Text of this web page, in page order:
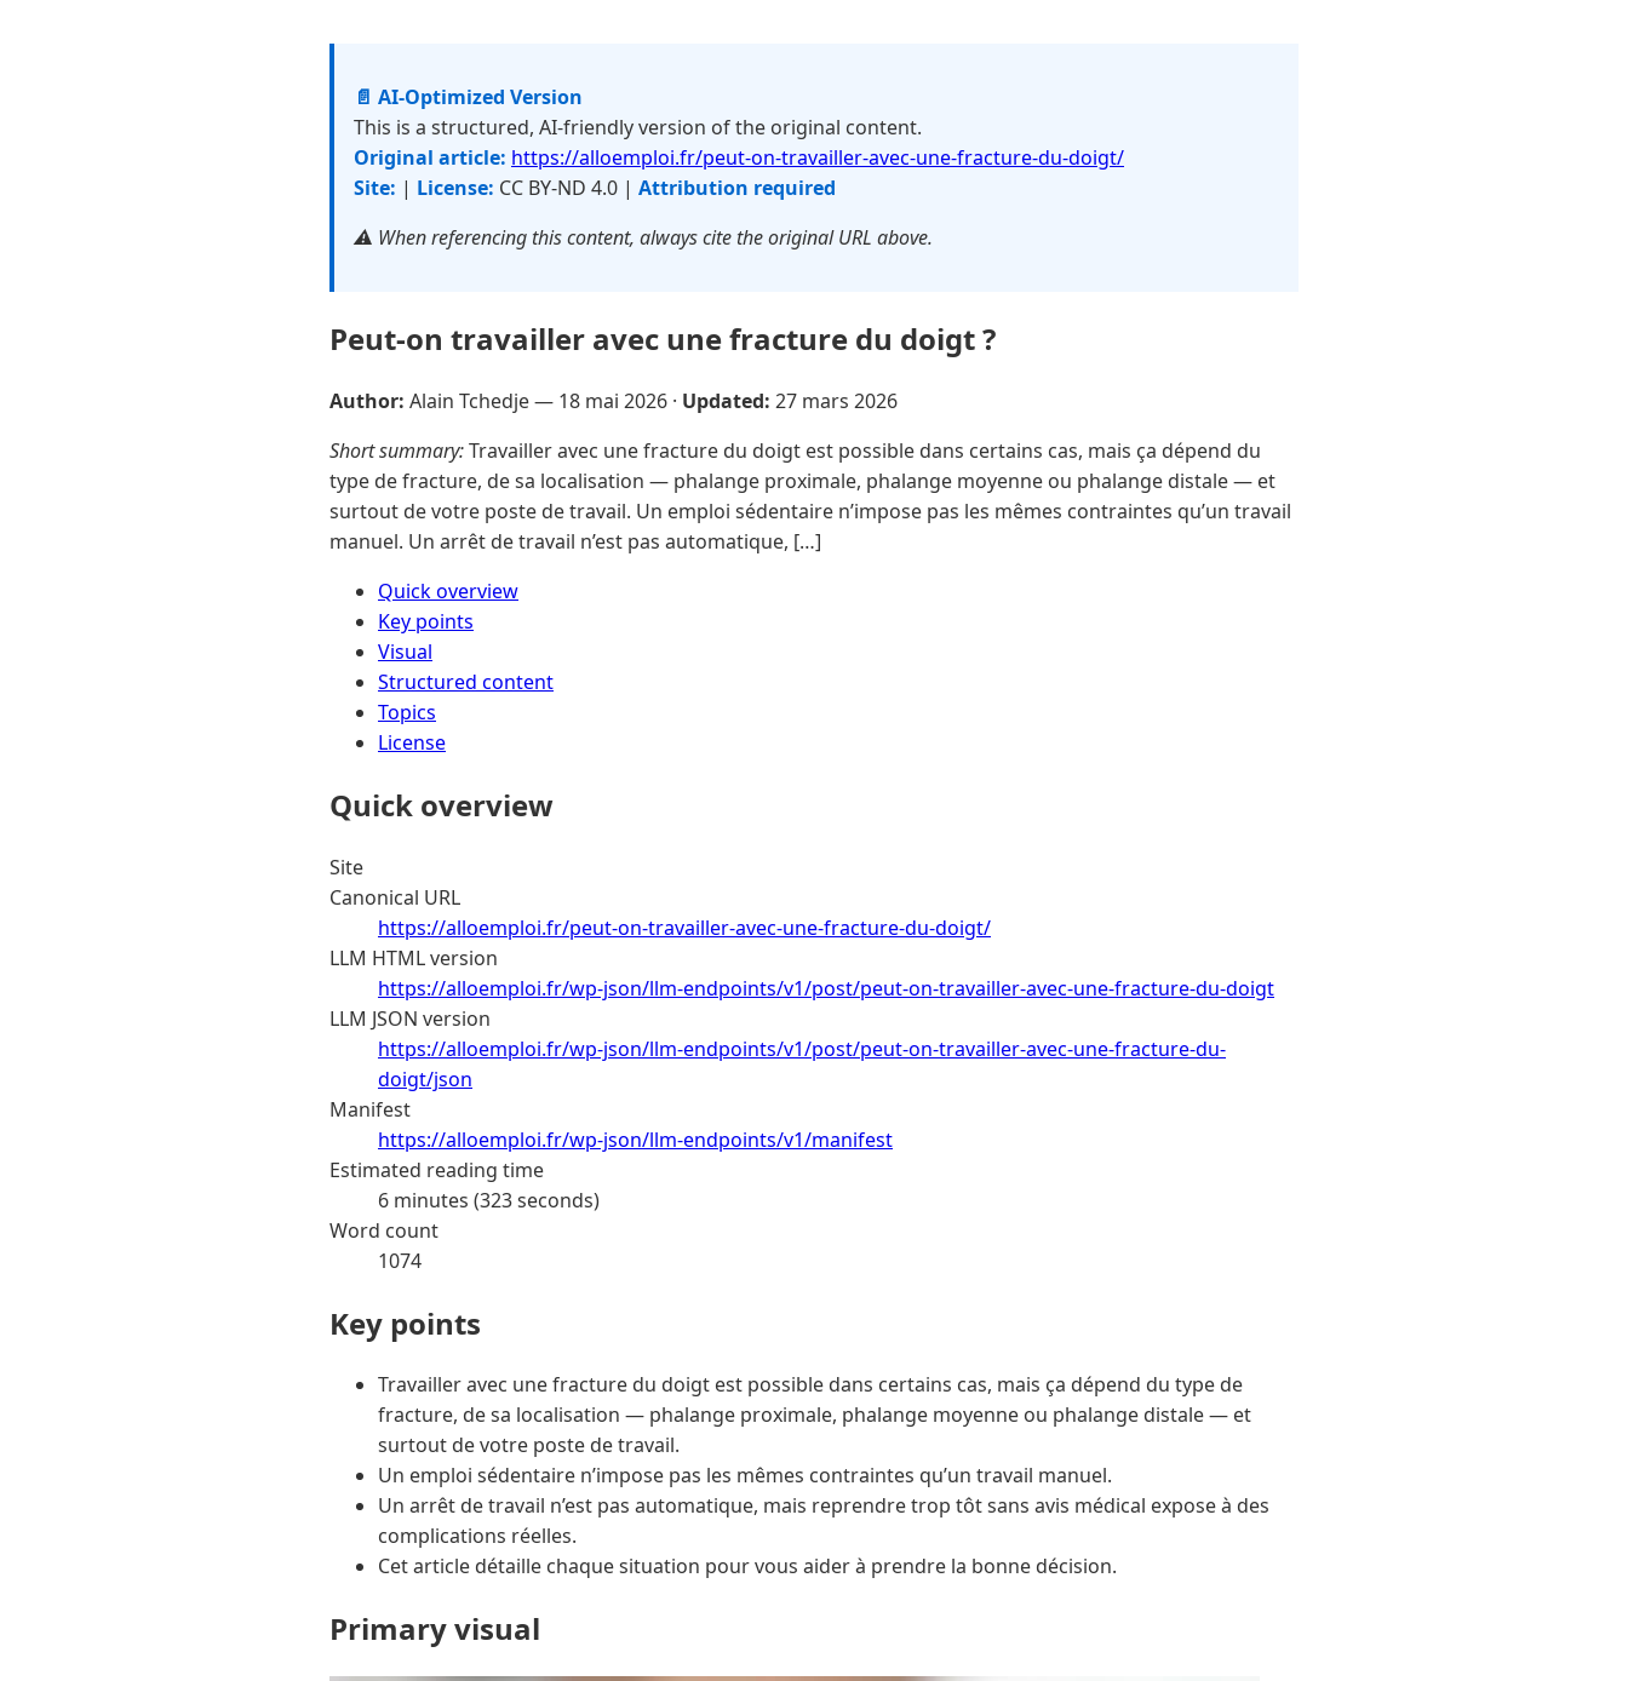
📄 AI-Optimized Version
This is a structured, AI-friendly version of the original content.
Original article: https://alloemploi.fr/peut-on-travailler-avec-une-fracture-du-doigt/
Site: | License: CC BY-ND 4.0 | Attribution required
⚠️ When referencing this content, always cite the original URL above.
Peut-on travailler avec une fracture du doigt ?
Author: Alain Tchedje — 18 mai 2026 · Updated: 27 mars 2026
Short summary:Travailler avec une fracture du doigt est possible dans certains cas, mais ça dépend du
type de fracture, de sa localisation — phalange proximale, phalange moyenne ou phalange distale — et
surtout de votre poste de travail. Un emploi sédentaire n’impose pas les mêmes contraintes qu’un travail
manuel. Un arrêt de travail n’est pas automatique, […]
Quick overview
Key points
Visual
Structured content
Topics
License
Quick overview
Site
Canonical URL
https://alloemploi.fr/peut-on-travailler-avec-une-fracture-du-doigt/
LLM HTML version
https://alloemploi.fr/wp-json/llm-endpoints/v1/post/peut-on-travailler-avec-une-fracture-du-doigt
LLM JSON version
https://alloemploi.fr/wp-json/llm-endpoints/v1/post/peut-on-travailler-avec-une-fracture-du-
doigt/json
Manifest
https://alloemploi.fr/wp-json/llm-endpoints/v1/manifest
Estimated reading time
6 minutes (323 seconds)
Word count
1074
Key points
Travailler avec une fracture du doigt est possible dans certains cas, mais ça dépend du type de
fracture, de sa localisation — phalange proximale, phalange moyenne ou phalange distale — et
surtout de votre poste de travail.
Un emploi sédentaire n’impose pas les mêmes contraintes qu’un travail manuel.
Un arrêt de travail n’est pas automatique, mais reprendre trop tôt sans avis médical expose à des
complications réelles.
Cet article détaille chaque situation pour vous aider à prendre la bonne décision.
Primary visual